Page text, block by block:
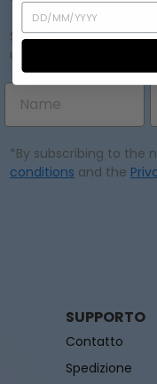
Subscribe to our
updates, and more!
*By subscribing to the
conditions and the
SUPPORTO
Contatto
Spedizione